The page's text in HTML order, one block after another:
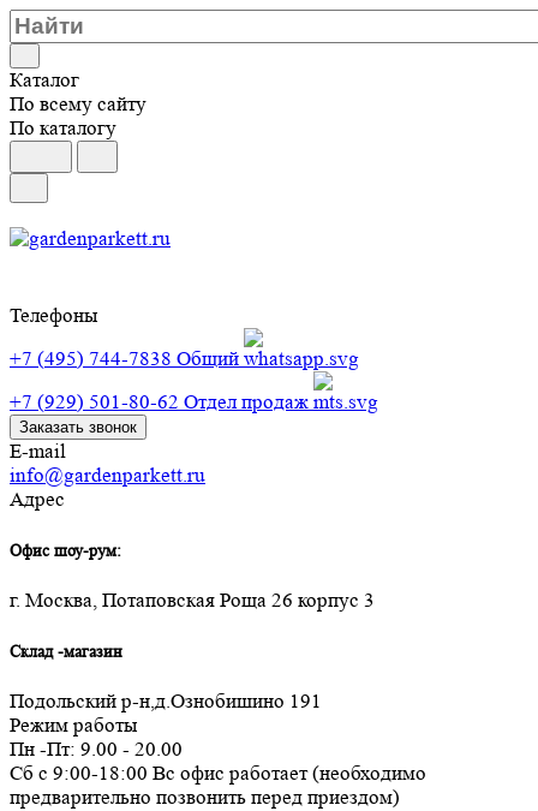
Каталог
По всему сайту
По каталогу
Телефоны
+7 (495) 744-7838 Общий
+7 (929) 501-80-62 Отдел продаж
Заказать звонок
E-mail
info@gardenparkett.ru
Адрес
Офис шоу-рум:
г. Москва, Потаповская Роща 26 корпус 3
Склад -магазин
Подольский р-н,д.Ознобишино 191
Режим работы
Пн -Пт: 9.00 - 20.00
Сб с 9:00-18:00 Вс офис работает (необходимо
предварительно позвонить перед приездом)